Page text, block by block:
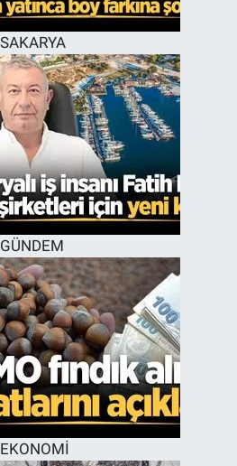
SAKARYA
GÜNDEM
EKONOMİ